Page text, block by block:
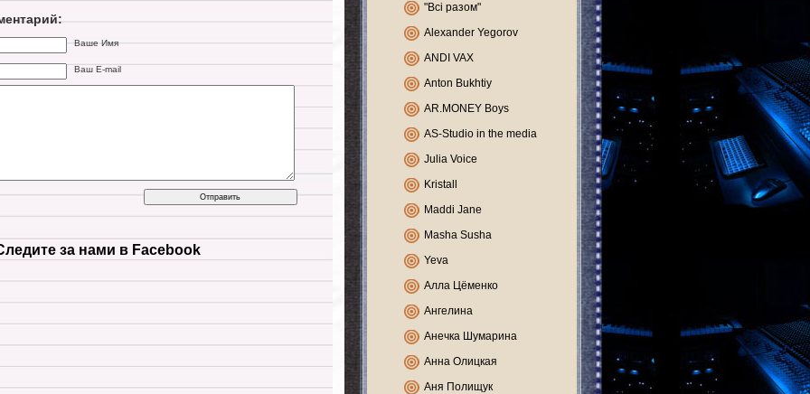
Ваше Имя
Ваш E-mail
за нами в Facebook
"Всі разом"
Alexander Yegorov
ANDI VAX
Anton Bukhtiy
AR.MONEY Boys
AS-Studio in the media
Julia Voice
Kristall
Maddi Jane
Masha Susha
Yeva
Алла Цёменко
Ангелина
Анечка Шумарина
Анна Олицкая
Аня Полищук